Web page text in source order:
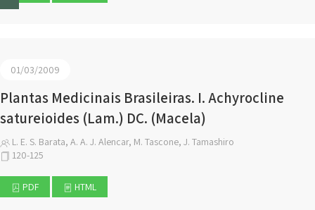
01/03/2009
Plantas Medicinais Brasileiras. I. Achyrocline
satureioides (Lam.) DC. (Macela)
L. E. S. Barata, A. A. J. Alencar, M. Tascone, J. Tamashiro
120-125
PDF HTML